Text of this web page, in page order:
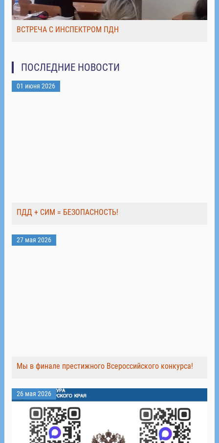
ВСТРЕЧА С ИНСПЕКТРОМ ПДН
ПОСЛЕДНИЕ НОВОСТИ
01 июня 2026
ПДД + СИМ = БЕЗОПАСНОСТЬ!
27 мая 2026
Мы в финале престижного Всероссийского конкурса!
26 мая 2026